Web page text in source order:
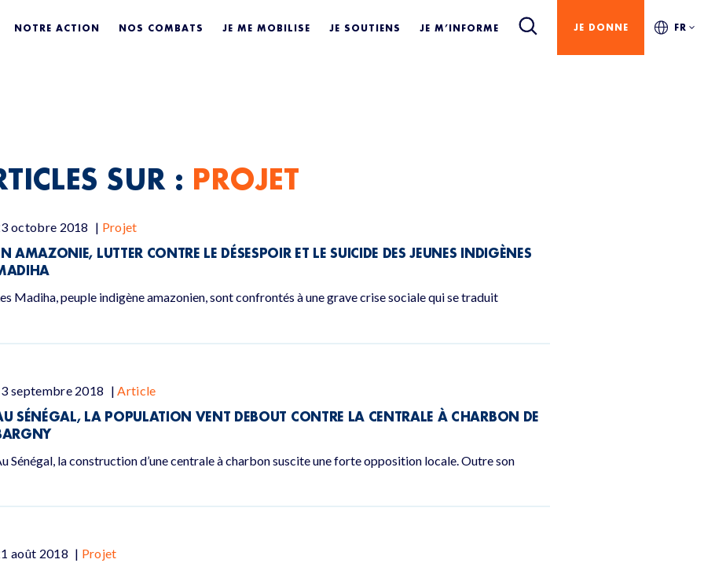
NOTRE ACTION NOS COMBATS JE ME MOBILISE JE SOUTIENS JE M’INFORME JE DONNE FR
SUR : PROJET
octobre 2018 | Projet
AMAZONIE, LUTTER CONTRE LE DÉSESPOIR ET LE SUICIDE DES JEUNES INDIGÈNES
Madiha, peuple indigène amazonien, sont confrontés à une grave crise sociale qui se traduit
septembre 2018 | Article
SÉNÉGAL, LA POPULATION VENT DEBOUT CONTRE LA CENTRALE À CHARBON DE
Sénégal, la construction d’une centrale à charbon suscite une forte opposition locale. Outre son
août 2018 | Projet